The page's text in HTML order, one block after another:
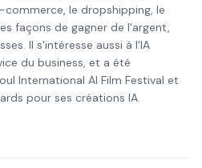
commerce, le dropshipping, le
façons de gagner de l'argent,
Il s'intéresse aussi à l'IA
du business, et a été
International AI Film Festival et
pour ses créations IA.